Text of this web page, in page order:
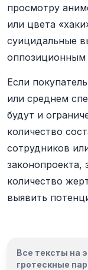
просмотру
или цвета
суицидальные
оппозиционным
Если
или среднем
будут и
количество
сотрудников
законопроекта,
количество
выявить
Все тексты на
гротескные